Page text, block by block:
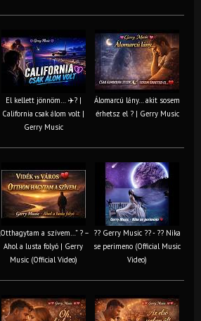
El kellett jönnöm… ✈️? |
California csak álom volt |
Gerry Music
Álomarcú lány… akit sosem
érhetsz el ? | Gerry Music
„Otthagytam a szívem…” ? –
Ahol a lusta folyó | Gerry
Music (Official Video)
?? Gerry Music ?? - ?? Nika
se perimeno (Official Music
Video)